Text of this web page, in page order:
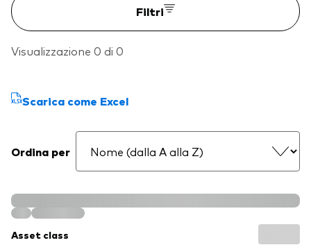
Filtri
Visualizzazione 0 di 0
Scarica come Excel
Ordina per
Asset class